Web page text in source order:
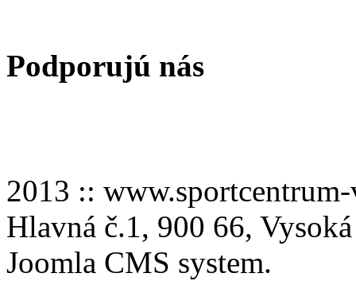
Podporujú nás
2013 ::
Hlavná č.1, 900 66,
Joomla CMS system.